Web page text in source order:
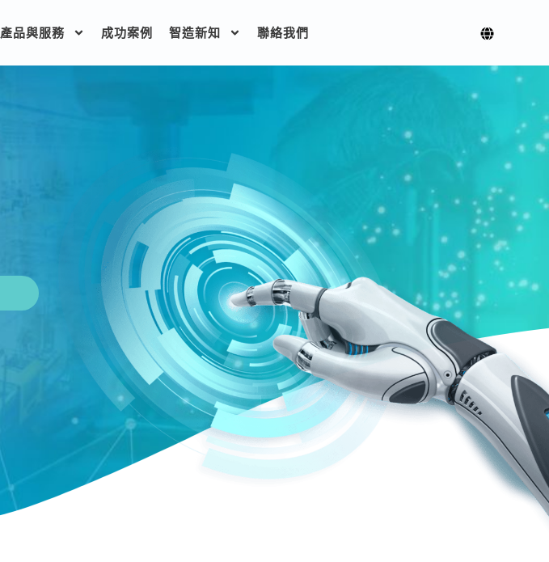
產品與服務 成功案例 智造新知 聯絡我們